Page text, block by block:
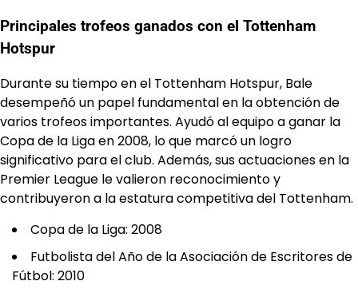
Principales trofeos ganados con el Tottenham
Hotspur
Durante su tiempo en el Tottenham Hotspur, Bale
desempeñó un papel fundamental en la obtención de
varios trofeos importantes. Ayudó al equipo a ganar la
Copa de la Liga en 2008, lo que marcó un logro
significativo para el club. Además, sus actuaciones en la
Premier League le valieron reconocimiento y
contribuyeron a la estatura competitiva del Tottenham.
Copa de la Liga: 2008
Futbolista del Año de la Asociación de Escritores de
Fútbol: 2010